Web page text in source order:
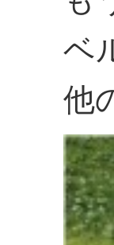
ベ
他